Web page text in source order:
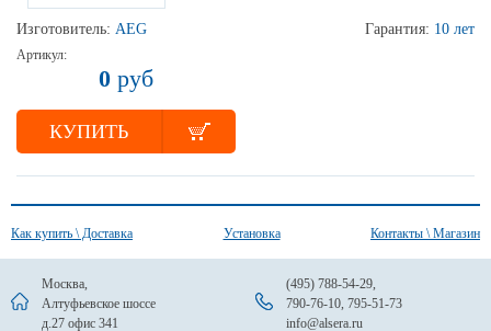
Изготовитель: AEG Гарантия: 10 лет
Артикул:
0 руб
КУПИТЬ
Как купить \ Доставка Установка Контакты \ Магазин
Москва,
Алтуфьевское шоссе
д.27 офис 341
(495) 788-54-29,
790-76-10, 795-51-73
info@alsera.ru